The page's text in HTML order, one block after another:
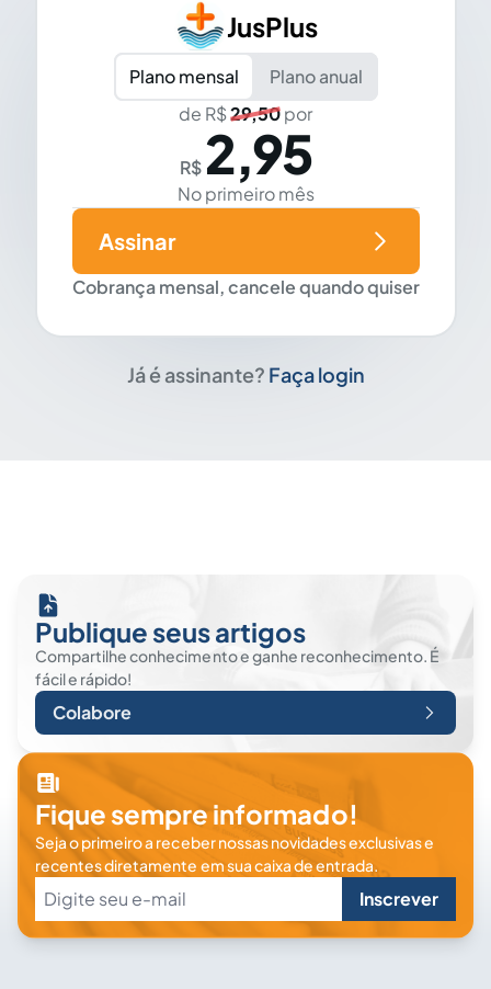
JusPlus
Plano mensal
Plano anual
de R$29,50por
R$ 2,95
No primeiro mês
Cobrança mensal, cancele quando quiser
Assinar
Já é assinante? Faça login
Publique seus artigos
Compartilhe conhecimento e ganhe reconhecimento. É
fácil e rápido!
Colabore
Fique sempre informado!
Seja o primeiro a receber nossas novidades exclusivas e
recentes diretamente em sua caixa de entrada.
Inscrever